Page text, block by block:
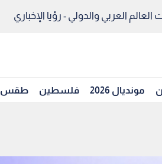
العربي والدولي - رؤيا الإخباري
مونديال 2026 فلسطين طقس